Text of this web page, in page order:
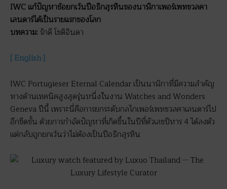
IWC แก้ปัญหาข้อยกเว้นปีอธิกสุรทินของนาฬิกาเพอร์เพทชวลคา
เลนดาร์ได้เป็นรายแรกของโลก
บทความ: รักดี โชติจินดา
[ English ]
IWC Portugieser Eternal Calendar เป็นนาฬิกาที่มีความสำคัญ
ทางด้านเทคนิคสูงสุดรุ่นหนึ่งในงาน Watches and Wonders
Geneva ปีนี้ เพราะนี่คือการยกระดับกลไกเพอร์เพทชวลคาเลนดาร์ไป
อีกขีดขั้น ด้วยการกำจัดปัญหาที่เกิดขึ้นในปีที่ตัวเลขปีหาร 4 ได้ลงตัว
แต่กลับถูกยกเว้นว่าไม่ต้องเป็นปีอธิกสุรทิน